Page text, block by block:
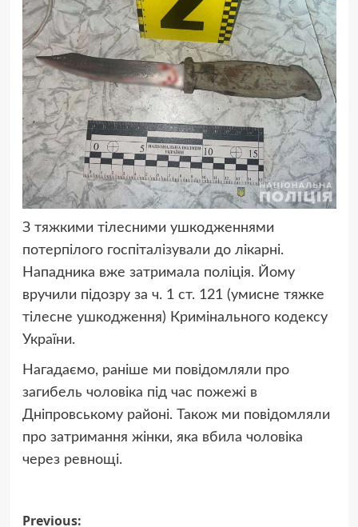
З тяжкими тілесними ушкодженнями
потерпілого госпіталізували до лікарні.
Нападника вже затримала поліція. Йому
вручили підозру за ч. 1 ст. 121 (умисне тяжке
тілесне ушкодження) Кримінального кодексу
України.
Нагадаємо, раніше ми повідомляли про
загибель чоловіка під час пожежі в
Дніпровському районі. Також ми повідомляли
про затримання жінки, яка вбила чоловіка
через ревнощі.
Previous: